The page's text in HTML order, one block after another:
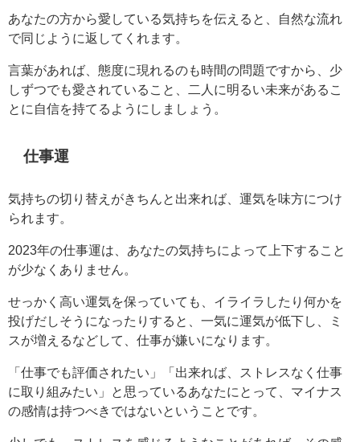
あなたの方から愛している気持ちを伝えると、自然な流れ
で同じように返してくれます。
言葉があれば、態度に現れるのも時間の問題ですから、少
しずつでも愛されていること、二人に明るい未来があるこ
とに自信を持てるようにしましょう。
仕事運
気持ちの切り替えがきちんと出来れば、運気を味方につけ
られます。
2023年の仕事運は、あなたの気持ちによって上下すること
が少なくありません。
せっかく高い運気を保っていても、イライラしたり何かを
投げだしそうになったりすると、一気に運気が低下し、ミ
スが増えるなどして、仕事が嫌いになります。
「仕事でも評価されたい」「出来れば、ストレスなく仕事
に取り組みたい」と思っているあなたにとって、マイナス
の感情は持つべきではないということです。